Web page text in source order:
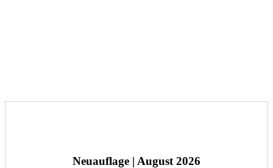
Neuauflage | August 2026